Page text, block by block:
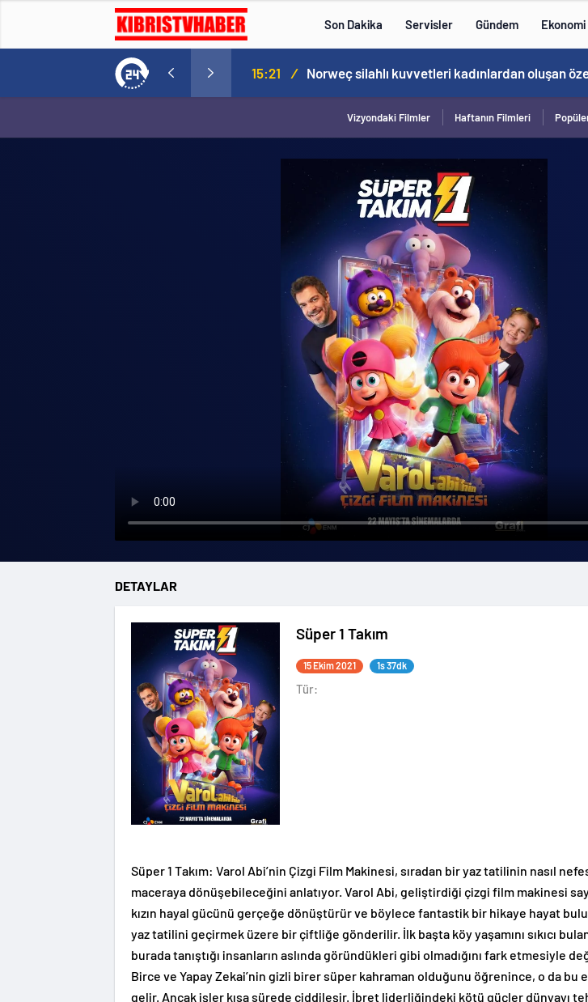
Son Dakika Servisler Gündem Ekonomi
Tam 5 futbolcu…. 15:21 /
Vizyondaki Filmler Haftanın Filmleri
DETAYLAR
Süper 1 Takım
15 Ekim 2021 1s 37dk
Tür:
Süper 1 Takım: Varol Abi’nin Çizgi Film Makinesi, sıradan bir yaz tatilinin nasıl
maceraya dönüşebileceğini anlatıyor. Varol Abi, geliştirdiği çizgi film makinesi
kızın hayal gücünü gerçeğe dönüştürür ve böylece fantastik bir hikaye hayat
yaz tatilini geçirmek üzere bir çiftliğe gönderilir. İlk başta köy yaşamını sıkıcı
burada tanıştığı insanların aslında göründükleri gibi olmadığını fark etmesiyle
Birce ve Yapay Zekai’nin gizli birer süper kahraman olduğunu öğrenince, o da bu
gelir. Ancak işler kısa sürede ciddileşir. İbret liderliğindeki kötü güçler dünyayı